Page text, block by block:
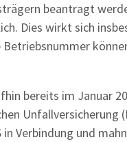
beantragt
Dies wirkt sich
bereits im Januar
Unfallversicherung
Verbindung und